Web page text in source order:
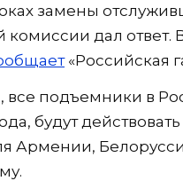
замены
комиссии дал
«Российская
все подъемники в
будут
Армении,